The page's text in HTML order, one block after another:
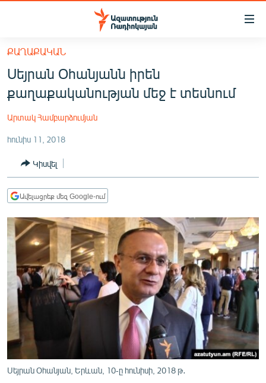
Մատչելիության
հիմնական
բովանդակությանը
հիմնական
մենյուին
ՀԱՅԱՍՏԱՆ
ՔԱՂԱՔԱԿԱՆ
ԸՆՏՐՈՒԹՅՈՒՆՆԵՐ 2026
ԻՐԱՎՈՒՆՔ
ՀԱՍԱՐԱԿՈՒԹՅՈՒՆ
ՏՆՏԵՍՈՒԹՅՈՒՆ
ՊԱՏԵՐԱԶՄԻ 6 ՇԱԲԱԹՆԵՐԸ
ՏԱՐԱԾԱՇՐՋԱՆ
ՄԻՋԱԶԳԱՅԻՆ
ՄՇԱԿՈՒՅԹ
ՍՊՈՐՏ
ՄԵԿՆԱԲԱՆՈՒԹՅՈՒՆ
ՏՏ ԵՒ ԻՆՏԵՐՆԵՏ
ՔԱՂԱՔԱԿԱՆ
Սեյրան Օհանյանն իրեն
քաղաքականության մեջ է տեսնում
Արտակ Համբարձումյան
հունիս 11, 2018
Կիսվել
Ավելացրեք մեզ Google-ում
Սեյրան Օհանյան, Երևան, 10-ը հունիսի, 2018 թ․